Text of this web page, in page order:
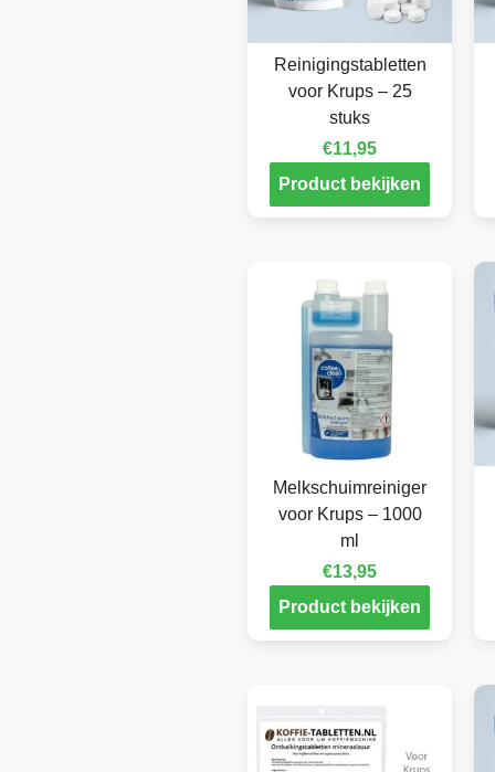
Reinigingstabletten
voor Krups – 25
stuks
€11,95
Product bekijken
Melkschuimreiniger
voor Krups – 1000
ml
€13,95
Product bekijken